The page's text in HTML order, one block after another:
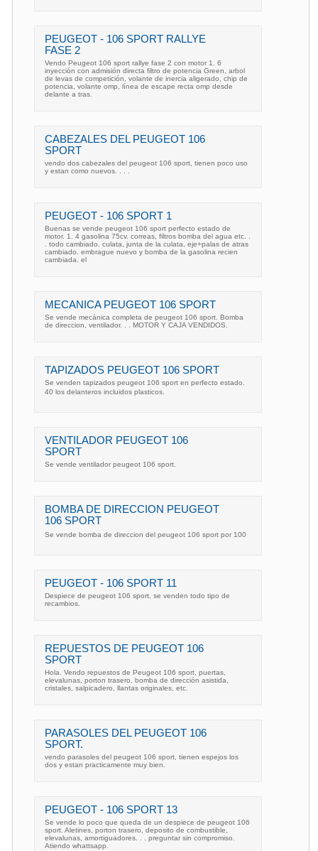
PEUGEOT - 106 SPORT RALLYE
FASE 2
Vendo Peugeot 106 sport rallye fase 2 con motor 1. 6
inyección con admisión directa filtro de potencia Green, arbol
de levas de competición, volante de inercia aligerado, chip de
potencia, volante omp, línea de escape recta omp desde
delante a tras.
CABEZALES DEL PEUGEOT 106
SPORT
vendo dos cabezales del peugeot 106 sport, tienen poco uso
y estan como nuevos. . . .
PEUGEOT - 106 SPORT 1
Buenas se vende peugeot 106 sport perfecto estado de
motor. 1. 4 gasolina 75cv. correas, filtros bomba del agua etc. .
. todo cambiado. culata, junta de la culata, eje+palas de atras
cambiado. embrague nuevo y bomba de la gasolina recien
cambiada. el
MECANICA PEUGEOT 106 SPORT
Se vende mecánica completa de peugeot 106 sport. Bomba
de direccion, ventilador. . . MOTOR Y CAJA VENDIDOS.
TAPIZADOS PEUGEOT 106 SPORT
Se venden tapizados peugeot 106 sport en perfecto estado.
40 los delanteros incluidos plasticos.
VENTILADOR PEUGEOT 106
SPORT
Se vende ventilador peugeot 106 sport.
BOMBA DE DIRECCION PEUGEOT
106 SPORT
Se vende bomba de direccion del peugeot 106 sport por 100
PEUGEOT - 106 SPORT 11
Despiece de peugeot 106 sport, se venden todo tipo de
recambios.
REPUESTOS DE PEUGEOT 106
SPORT
Hola. Vendo repuestos de Peugeot 106 sport, puertas,
elevalunas, porton trasero, bomba de dirección asistida,
cristales, salpicadero, llantas originales, etc.
PARASOLES DEL PEUGEOT 106
SPORT.
vendo parasoles del peugeot 106 sport, tienen espejos los
dos y estan practicamente muy bien.
PEUGEOT - 106 SPORT 13
Se vende lo poco que queda de un despiece de peugeot 106
sport. Aletines, porton trasero, deposito de combustible,
elevalunas, amortiguadores. . . preguntar sin compromiso.
Atiendo whattsapp.